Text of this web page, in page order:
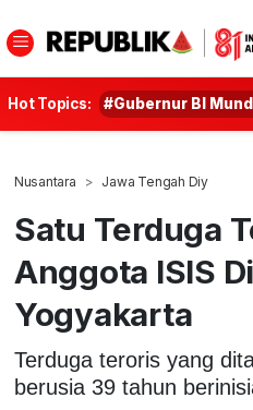
Hot Topics: #Gubernur BI
Nusantara Jawa Tengah Diy
Satu Terduga
Anggota ISIS
Yogyakarta
Terduga teroris yang
berusia 39 tahun